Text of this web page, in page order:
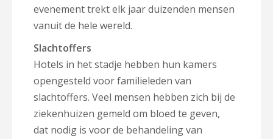
evenement trekt elk jaar duizenden mensen
vanuit de hele wereld.
Slachtoffers
Hotels in het stadje hebben hun kamers
opengesteld voor familieleden van
slachtoffers. Veel mensen hebben zich bij de
ziekenhuizen gemeld om bloed te geven,
dat nodig is voor de behandeling van